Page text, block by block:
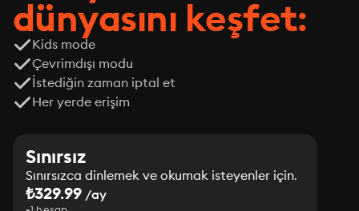
dünyasını keşfet:
Kids mode
Çevrimdışı modu
İstediğin zaman iptal et
Her yerde erişim
Sınırsız
Sınırsızca dinlemek ve okumak isteyenler için.
₺329.99 /ay